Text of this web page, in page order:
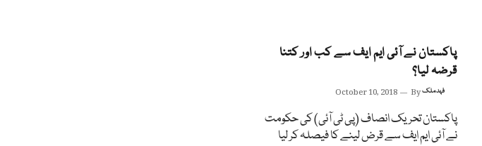
پاکستان نے آئی ایم ایف سے کب اور کتنا
قرضہ لیا؟
October 10, 2018 Byفہد ملک
پاکستان تحریک انصاف (پی ٹی آئی) کی حکومت
نے آئی ایم ایف سے قرض لینے کا فیصلہ کر لیا